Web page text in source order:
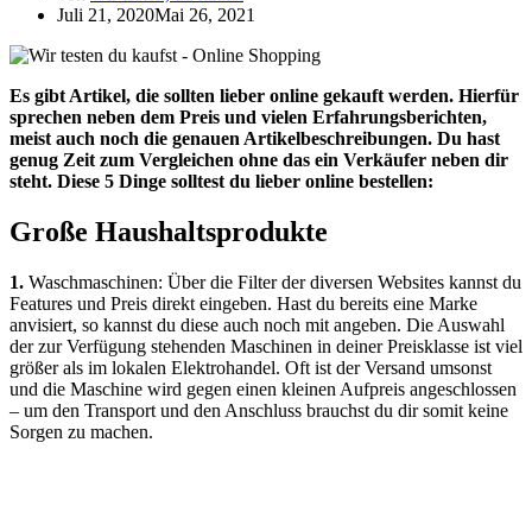
Juli 21, 2020Mai 26, 2021
Es gibt Artikel, die sollten lieber online gekauft werden. Hierfür
sprechen neben dem Preis und vielen Erfahrungsberichten,
meist auch noch die genauen Artikelbeschreibungen. Du hast
genug Zeit zum Vergleichen ohne das ein Verkäufer neben dir
steht. Diese 5 Dinge solltest du lieber online bestellen:
Große Haushaltsprodukte
1. Waschmaschinen: Über die Filter der diversen Websites kannst du
Features und Preis direkt eingeben. Hast du bereits eine Marke
anvisiert, so kannst du diese auch noch mit angeben. Die Auswahl
der zur Verfügung stehenden Maschinen in deiner Preisklasse ist viel
größer als im lokalen Elektrohandel. Oft ist der Versand umsonst
und die Maschine wird gegen einen kleinen Aufpreis angeschlossen
– um den Transport und den Anschluss brauchst du dir somit keine
Sorgen zu machen.